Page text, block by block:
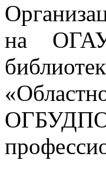
на